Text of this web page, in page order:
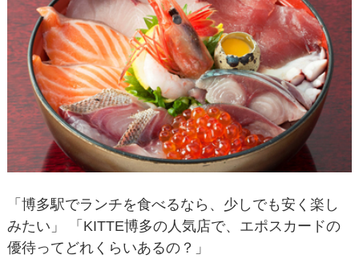
「博多駅でランチを食べるなら、少しでも安く楽し
みたい」 「KITTE博多の人気店で、エポスカードの
優待ってどれくらいあるの？」